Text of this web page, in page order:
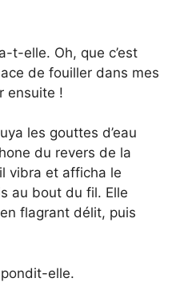
t-elle. Oh, que c’est
de fouiller dans mes
ensuite !
les gouttes d’eau
du revers de la
vibra et afficha le
au bout du fil. Elle
flagrant délit, puis
elle.